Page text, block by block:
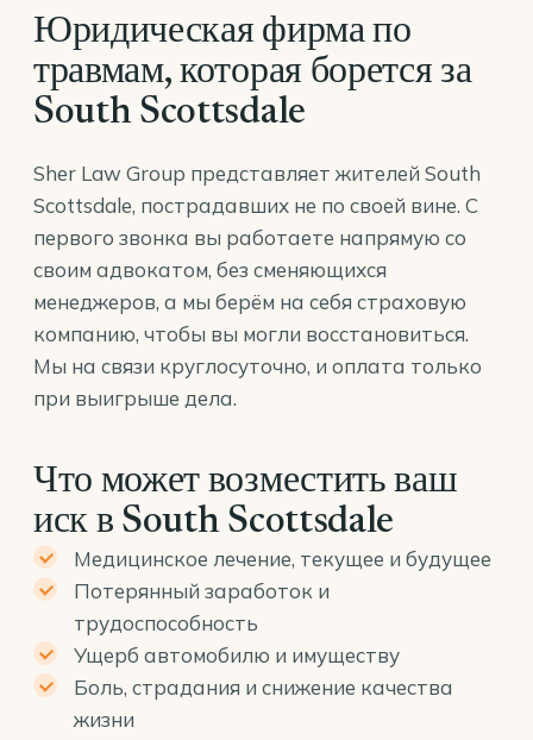
Юридическая фирма по
травмам, которая борется за
South Scottsdale
Sher Law Group представляет жителей South
Scottsdale, пострадавших не по своей вине. С
первого звонка вы работаете напрямую со
своим адвокатом, без сменяющихся
менеджеров, а мы берём на себя страховую
компанию, чтобы вы могли восстановиться.
Мы на связи круглосуточно, и оплата только
при выигрыше дела.
Что может возместить ваш
иск в South Scottsdale
Медицинское лечение, текущее и будущее
Потерянный заработок и
трудоспособность
Ущерб автомобилю и имуществу
Боль, страдания и снижение качества
жизни